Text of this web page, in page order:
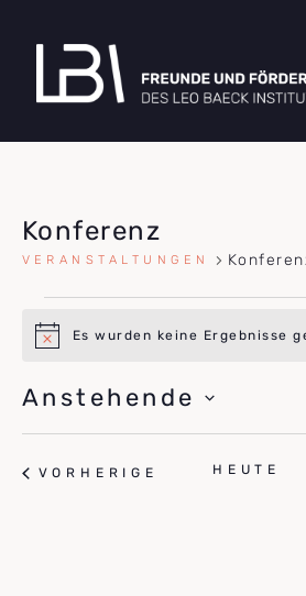
Konferenz
VERANSTALTUNGEN
HinweisEs wurden keine Ergebnisse
Anstehende
WÄHLEN.
VORHERIGE HEUTE